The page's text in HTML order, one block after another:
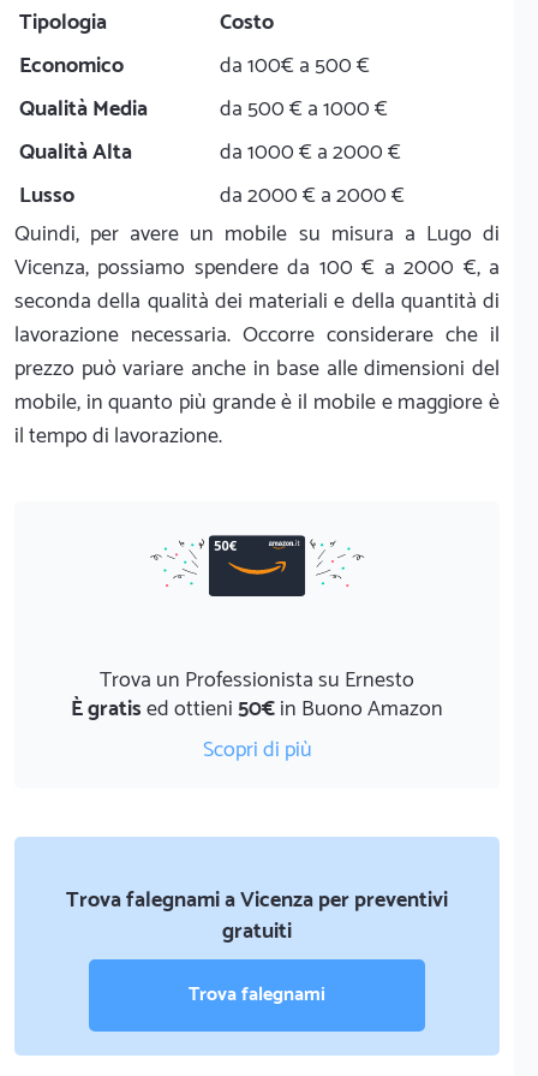
Tipologia
Costo
Economico
da 100€ a 500 €
Qualità Media
da 500 € a 1000 €
Qualità Alta
da 1000 € a 2000 €
Lusso
da 2000 € a 2000 €
Quindi, per avere un mobile su misura a Lugo di
Vicenza, possiamo spendere da 100 € a 2000 €, a
seconda della qualità dei materiali e della quantità di
lavorazione necessaria. Occorre considerare che il
prezzo può variare anche in base alle dimensioni del
mobile, in quanto più grande è il mobile e maggiore è
il tempo di lavorazione.
Trova un Professionista su Ernesto
È gratised ottieni50€in Buono Amazon
Scopri di più
Trova falegnami a Vicenza per preventivi
gratuiti
Trova falegnami